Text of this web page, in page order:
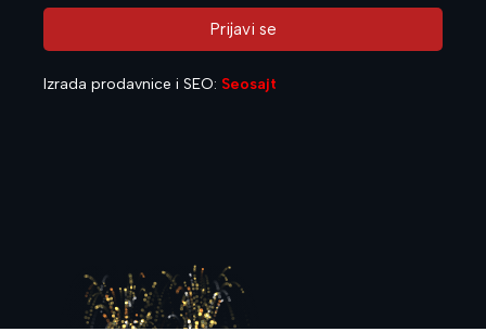
Prijavi se
Izrada prodavnice i SEO: Seosajt